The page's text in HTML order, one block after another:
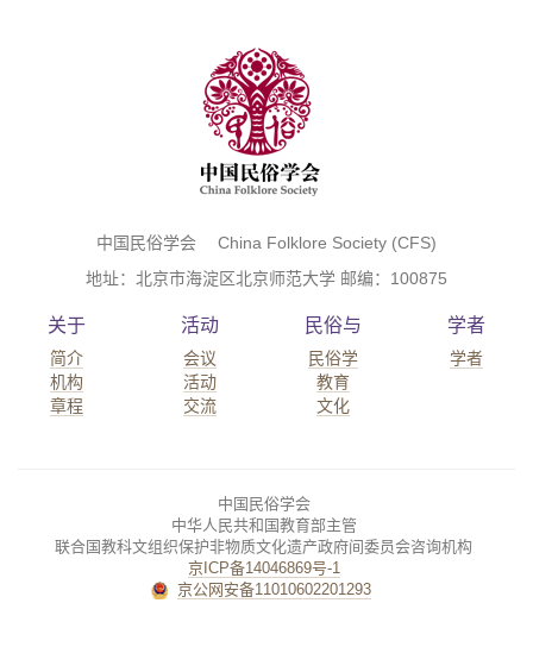
中国民俗学会 China Folklore Society (CFS)
地址：北京市海淀区北京师范大学 邮编：100875
关于
简介
机构
章程
活动
会议
活动
交流
民俗与
民俗学
教育
文化
学者
学者
中国民俗学会
中华人民共和国教育部主管
联合国教科文组织保护非物质文化遗产政府间委员会咨询机构
京ICP备14046869号-1
京公网安备11010602201293